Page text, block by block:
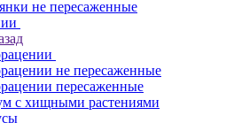
не пересаженные
не пересаженные
пересаженные
с хищными растениями